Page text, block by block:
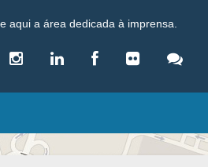
aqui a área dedicada à imprensa.
LEGISLAÇÃO
Leis